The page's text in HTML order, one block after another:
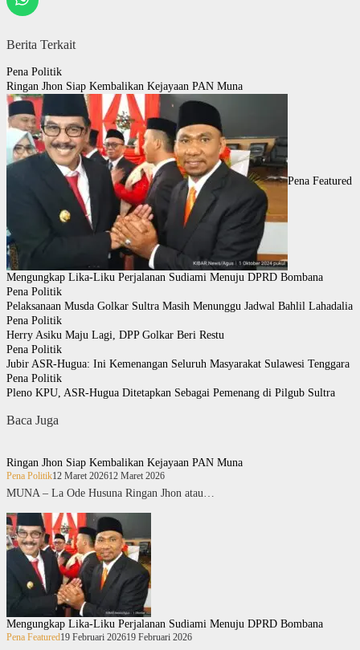
Berita Terkait
Pena Politik
Ringan Jhon Siap Kembalikan Kejayaan PAN Muna
Pena Featured
Mengungkap Lika-Liku Perjalanan Sudiami Menuju DPRD Bombana
Pena Politik
Pelaksanaan Musda Golkar Sultra Masih Menunggu Jadwal Bahlil Lahadalia
Pena Politik
Herry Asiku Maju Lagi, DPP Golkar Beri Restu
Pena Politik
Jubir ASR-Hugua: Ini Kemenangan Seluruh Masyarakat Sulawesi Tenggara
Pena Politik
Pleno KPU, ASR-Hugua Ditetapkan Sebagai Pemenang di Pilgub Sultra
Baca Juga
Ringan Jhon Siap Kembalikan Kejayaan PAN Muna
Pena Politik12 Maret 202612 Maret 2026
MUNA – La Ode Husuna Ringan Jhon atau…
Mengungkap Lika-Liku Perjalanan Sudiami Menuju DPRD Bombana
Pena Featured19 Februari 202619 Februari 2026